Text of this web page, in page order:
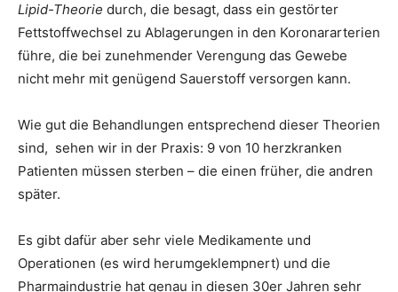
Lipid-Theorie durch, die besagt, dass ein gestörter
Fettstoffwechsel zu Ablagerungen in den Koronararterien
führe, die bei zunehmender Verengung das Gewebe
nicht mehr mit genügend Sauerstoff versorgen kann.
Wie gut die Behandlungen entsprechend dieser Theorien
sind, sehen wir in der Praxis: 9 von 10 herzkranken
Patienten müssen sterben – die einen früher, die andren
später.
Es gibt dafür aber sehr viele Medikamente und
Operationen (es wird herumgeklempnert) und die
Pharmaindustrie hat genau in diesen 30er Jahren sehr